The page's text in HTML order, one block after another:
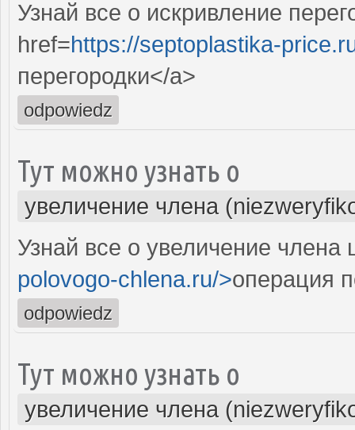
Узнай все о искривление
href=https://septoplastika-
перегородки</a>
odpowiedz
Тут можно узнать о
увеличение члена
Узнай все о увеличение члена
polovogo-chlena.ru/>операция
odpowiedz
Тут можно узнать о
увеличение члена